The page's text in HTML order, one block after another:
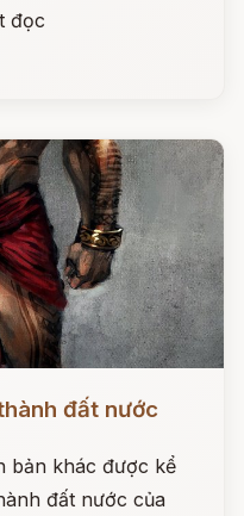
đọc
đất nước
bản khác được kể
đất nước của